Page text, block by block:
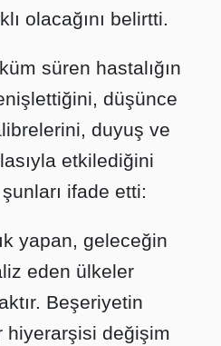
olacağını belirtti.
süren hastalığın
düşünce
duyuş ve
etkilediğini
ifade etti:
yapan, geleceğin
eden ülkeler
Beşeriyetin
hiyerarşisi değişim